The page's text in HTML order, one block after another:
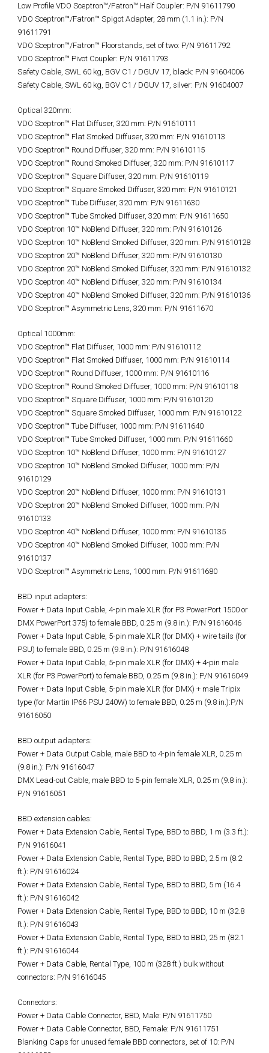
Low Profile VDO Sceptron™/Fatron™ Half Coupler: P/N 91611790
VDO Sceptron™/Fatron™ Spigot Adapter, 28 mm (1.1 in.): P/N
91611791
VDO Sceptron™/Fatron™ Floorstands, set of two: P/N 91611792
VDO Sceptron™ Pivot Coupler: P/N 91611793
Safety Cable, SWL 60 kg, BGV C1 / DGUV 17, black: P/N 91604006
Safety Cable, SWL 60 kg, BGV C1 / DGUV 17, silver: P/N 91604007
Optical 320mm:
VDO Sceptron™ Flat Diffuser, 320 mm: P/N 91610111
VDO Sceptron™ Flat Smoked Diffuser, 320 mm: P/N 91610113
VDO Sceptron™ Round Diffuser, 320 mm: P/N 91610115
VDO Sceptron™ Round Smoked Diffuser, 320 mm: P/N 91610117
VDO Sceptron™ Square Diffuser, 320 mm: P/N 91610119
VDO Sceptron™ Square Smoked Diffuser, 320 mm: P/N 91610121
VDO Sceptron™ Tube Diffuser, 320 mm: P/N 91611630
VDO Sceptron™ Tube Smoked Diffuser, 320 mm: P/N 91611650
VDO Sceptron 10™ NoBlend Diffuser, 320 mm: P/N 91610126
VDO Sceptron 10™ NoBlend Smoked Diffuser, 320 mm: P/N 91610128
VDO Sceptron 20™ NoBlend Diffuser, 320 mm: P/N 91610130
VDO Sceptron 20™ NoBlend Smoked Diffuser, 320 mm: P/N 91610132
VDO Sceptron 40™ NoBlend Diffuser, 320 mm: P/N 91610134
VDO Sceptron 40™ NoBlend Smoked Diffuser, 320 mm: P/N 91610136
VDO Sceptron™ Asymmetric Lens, 320 mm: P/N 91611670
Optical 1000mm:
VDO Sceptron™ Flat Diffuser, 1000 mm: P/N 91610112
VDO Sceptron™ Flat Smoked Diffuser, 1000 mm: P/N 91610114
VDO Sceptron™ Round Diffuser, 1000 mm: P/N 91610116
VDO Sceptron™ Round Smoked Diffuser, 1000 mm: P/N 91610118
VDO Sceptron™ Square Diffuser, 1000 mm: P/N 91610120
VDO Sceptron™ Square Smoked Diffuser, 1000 mm: P/N 91610122
VDO Sceptron™ Tube Diffuser, 1000 mm: P/N 91611640
VDO Sceptron™ Tube Smoked Diffuser, 1000 mm: P/N 91611660
VDO Sceptron 10™ NoBlend Diffuser, 1000 mm: P/N 91610127
VDO Sceptron 10™ NoBlend Smoked Diffuser, 1000 mm: P/N
91610129
VDO Sceptron 20™ NoBlend Diffuser, 1000 mm: P/N 91610131
VDO Sceptron 20™ NoBlend Smoked Diffuser, 1000 mm: P/N
91610133
VDO Sceptron 40™ NoBlend Diffuser, 1000 mm: P/N 91610135
VDO Sceptron 40™ NoBlend Smoked Diffuser, 1000 mm: P/N
91610137
VDO Sceptron™ Asymmetric Lens, 1000 mm: P/N 91611680
BBD input adapters:
Power + Data Input Cable, 4-pin male XLR (for P3 PowerPort 1500 or
DMX PowerPort 375) to female BBD, 0.25 m (9.8 in.): P/N 91616046
Power + Data Input Cable, 5-pin male XLR (for DMX) + wire tails (for
PSU) to female BBD, 0.25 m (9.8 in.): P/N 91616048
Power + Data Input Cable, 5-pin male XLR (for DMX) + 4-pin male
XLR (for P3 PowerPort) to female BBD, 0.25 m (9.8 in.): P/N 91616049
Power + Data Input Cable, 5-pin male XLR (for DMX) + male Tripix
type (for Martin IP66 PSU 240W) to female BBD, 0.25 m (9.8 in.):P/N
91616050
BBD output adapters:
Power + Data Output Cable, male BBD to 4-pin female XLR, 0.25 m
(9.8 in.): P/N 91616047
DMX Lead-out Cable, male BBD to 5-pin female XLR, 0.25 m (9.8 in.):
P/N 91616051
BBD extension cables:
Power + Data Extension Cable, Rental Type, BBD to BBD, 1 m (3.3 ft.):
P/N 91616041
Power + Data Extension Cable, Rental Type, BBD to BBD, 2.5 m (8.2
ft.): P/N 91616024
Power + Data Extension Cable, Rental Type, BBD to BBD, 5 m (16.4
ft.): P/N 91616042
Power + Data Extension Cable, Rental Type, BBD to BBD, 10 m (32.8
ft.): P/N 91616043
Power + Data Extension Cable, Rental Type, BBD to BBD, 25 m (82.1
ft.): P/N 91616044
Power + Data Cable, Rental Type, 100 m (328 ft.) bulk without
connectors: P/N 91616045
Connectors:
Power + Data Cable Connector, BBD, Male: P/N 91611750
Power + Data Cable Connector, BBD, Female: P/N 91611751
Blanking Caps for unused female BBD connectors, set of 10: P/N